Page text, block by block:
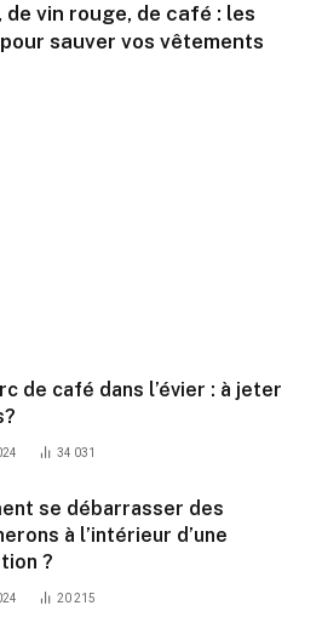
vin rouge, de café : les
sauver vos vêtements
de café dans l’évier : à jeter
34 031
se débarrasser des
à l’intérieur d’une
?
20 215